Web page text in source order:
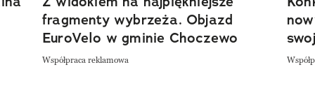
fragmenty wybrzeża. Objazd
EuroVelo w gminie Choczewo
Współpraca reklamowa